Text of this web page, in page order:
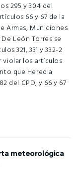
295 y 304 del
66 y 67 de la
Armas, Municiones
León Torres se
321, 331 y 332-2
violar los artículos
que Heredia
del CPD, y 66 y 67
meteorológica